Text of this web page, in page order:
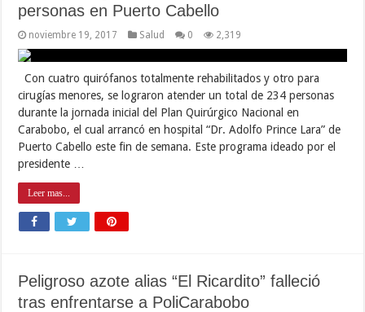
personas en Puerto Cabello
noviembre 19, 2017 Salud 0 2,319
Con cuatro quirófanos totalmente rehabilitados y otro para
cirugías menores, se lograron atender un total de 234 personas
durante la jornada inicial del Plan Quirúrgico Nacional en
Carabobo, el cual arrancó en hospital “Dr. Adolfo Prince Lara” de
Puerto Cabello este fin de semana. Este programa ideado por el
presidente …
Leer mas...
Peligroso azote alias “El Ricardito” falleció
tras enfrentarse a PoliCarabobo